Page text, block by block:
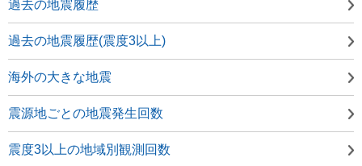
過去の地震履歴
過去の地震履歴(震度3以上)
海外の大きな地震
震源地ごとの地震発生回数
震度3以上の地域別観測回数